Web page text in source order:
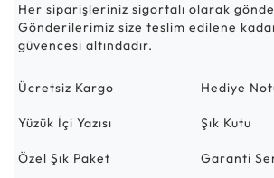
Her siparişleriniz sigortalı olarak
Gönderilerimiz size teslim edilene
güvencesi altındadır.
Ücretsiz Kargo Hediye
Yüzük İçi Yazısı Şık Kutu
Özel Şık Paket Garanti